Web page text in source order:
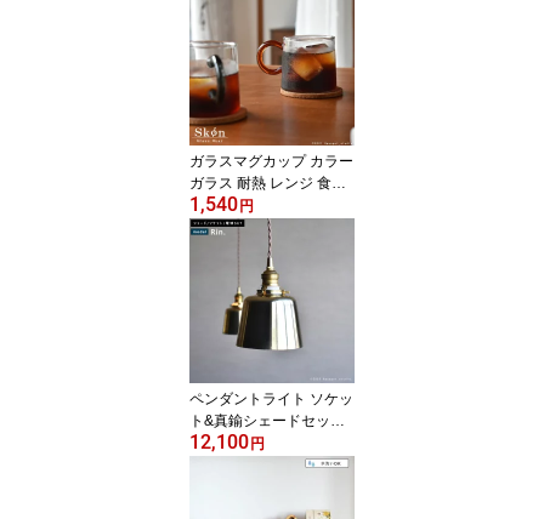
20cm丸×28cm（口径:約
8cm) グレー クリア 花瓶
ガラス カラー おしゃれ
シック モダン 人気 円形
ホワイトデー お返し 円
柱 大きい 母の日 【650
1】PORTA
ガラスマグカップ カラー
ガラス 耐熱 レンジ 食洗
器 熱湯可 リングハンド
ル グラスマグ 直径8cm×
高さ7.5cm 容量：270ml
グレー・アンバー 食器
マグカップ コーヒー カ
ラフル レトロ 北欧 型吹
きグラス おしゃれ
1,540 円
ペンダントライト ソケッ
ト&真鍮シェードセット
ALL BRASS Lighting E2
6 LED電球とコード長が
00W ブラス 真鍮 おしゃ
12,100 円